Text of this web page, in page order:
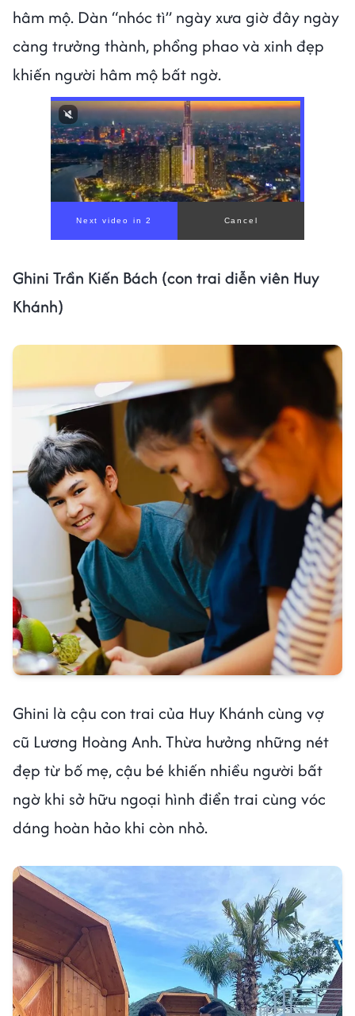
hâm mộ. Dàn “nhóc tì” ngày xưa giờ đây ngày
càng trưởng thành, phổng phao và xinh đẹp
khiến người hâm mộ bất ngờ.
Ghini Trần Kiến Bách (con trai diễn viên Huy
Khánh)
Ghini là cậu con trai của Huy Khánh cùng vợ
cũ Lương Hoàng Anh. Thừa hưởng những nét
đẹp từ bố mẹ, cậu bé khiến nhiều người bất
ngờ khi sở hữu ngoại hình điển trai cùng vóc
dáng hoàn hảo khi còn nhỏ.